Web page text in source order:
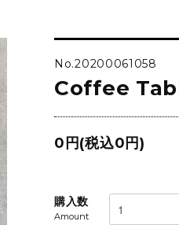
シェルフ&チェスト
ラック&スタンド
RUGS
ベーシックラグマット
KITCHEN
BEDROOM
No.20200061058
Coffee
0円(税込0円)
購入数
Amount